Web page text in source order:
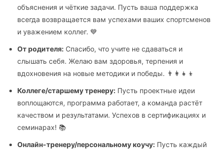
объяснения и чёткие задачи. Пусть ваша поддержка
всегда возвращается вам успехами ваших спортсменов
и уважением коллег. 💙
От родителя: Спасибо, что учите не сдаваться и
слышать себя. Желаю вам здоровья, терпения и
вдохновения на новые методики и победы. 👨‍👩‍👧‍👦
Коллеге/старшему тренеру: Пусть проектные идеи
воплощаются, программа работает, а команда растёт
качеством и результатами. Успехов в сертификациях и
семинарах! 📚
Онлайн-тренеру/персональному коучу: Пусть каждый